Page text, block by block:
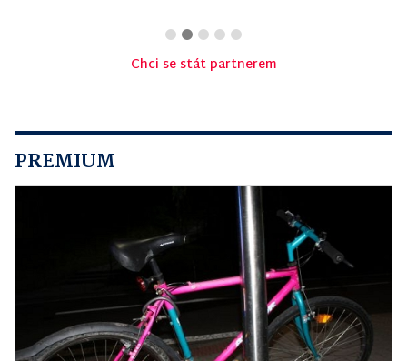
Chci se stát partnerem
PREMIUM